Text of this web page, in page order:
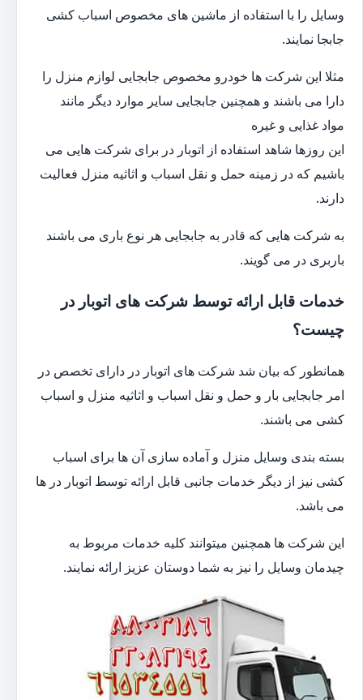
وسایل را با استفاده از ماشین های مخصوص اسباب کشی
جابجا نمایند.
مثلا این شرکت ها خودرو مخصوص جابجایی لوازم منزل را
دارا می باشند و همچنین جابجایی سایر موارد دیگر مانند
مواد غذایی و غیره
این روزها شاهد استفاده از اتوبار در برای شرکت هایی می
باشیم که در زمینه حمل و نقل اسباب و اثاثیه منزل فعالیت
دارند.
به شرکت هایی که قادر به جابجایی هر نوع باری می باشند
باربری در می گویند.
خدمات قابل ارائه توسط شرکت های اتوبار در
چیست؟
همانطور که بیان شد شرکت های اتوبار در دارای تخصص در
امر جابجایی بار و حمل و نقل اسباب و اثاثیه منزل و اسباب
کشی می باشند.
بسته بندی وسایل منزل و آماده سازی آن ها برای اسباب
کشی نیز از دیگر خدمات جانبی قابل ارائه توسط اتوبار در ها
می باشد.
این شرکت ها همچنین میتوانند کلیه خدمات مربوط به
چیدمان وسایل را نیز به شما دوستان عزیز ارائه نمایند.